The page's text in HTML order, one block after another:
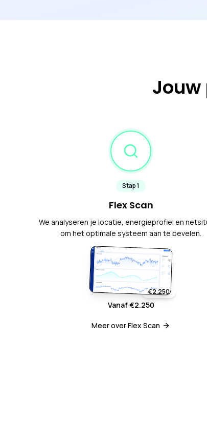
Stap1
Flex Scan
We analyseren je locatie, energieprofiel en
om het optimale systeem aan te bevelen.
€2.250
Vanaf €2.250
Meer over Flex Scan